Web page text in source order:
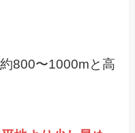
800〜1000mと高